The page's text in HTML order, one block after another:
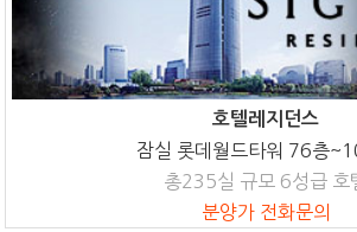
호텔레지던스
잠실 롯데월드타워 76층
총235실 규모 6성급 호
분양가 전화문의